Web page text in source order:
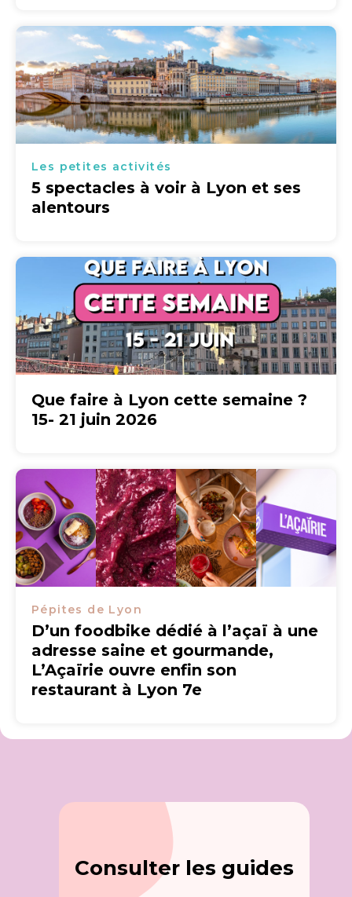
Les petites activités
5 spectacles à voir à Lyon et ses
alentours
Que faire à Lyon cette semaine ?
15- 21 juin 2026
Pépites de Lyon
D’un foodbike dédié à l’açaï à une
adresse saine et gourmande,
L’Açaïrie ouvre enfin son
restaurant à Lyon 7e
Consulter les guides